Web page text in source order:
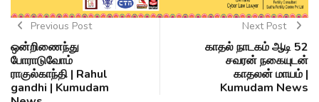
Previous Post
ஒன்றிணைந்து
போராடுவோம்
ராகுல்காந்தி | Rahul
gandhi | Kumudam
Next Post
காதல் நாடகம் ஆடி 52
சவரன் நகையுடன்
காதலன் மாயம் |
Kumudam News